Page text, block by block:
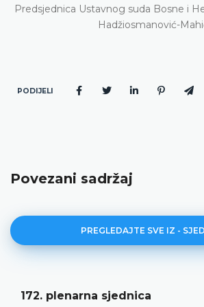
Predsjednica Ustavnog suda Bosne i
Hadžiosmanović-
PODIJELI
Povezani sadržaj
PREGLEDAJTE SVE IZ -
Dnevni red 172.